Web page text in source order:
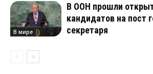
В мире
В ООН прошли
кандидатов на пост
секретаря